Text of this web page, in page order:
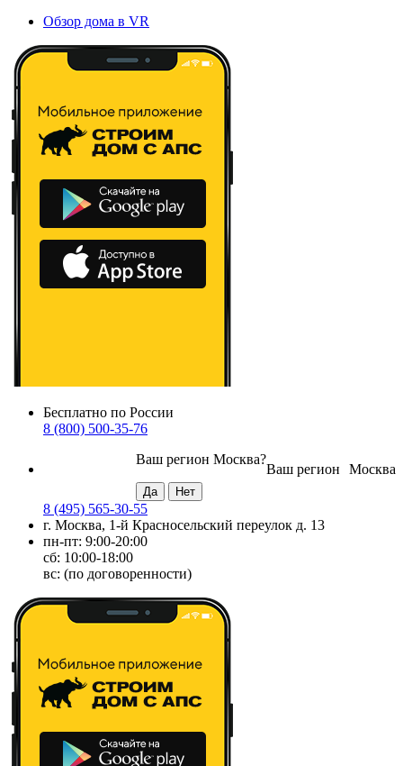
Обзор дома в VR
Бесплатно по России
8 (800) 500-35-76
Москва
Ваш регион
Ваш регион Москва?
8 (495) 565-30-55
г. Москва, 1-й Красносельский переулок д. 13
пн-пт: 9:00-20:00
сб: 10:00-18:00
вс: (по договоренности)